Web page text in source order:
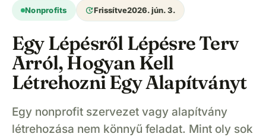
Nonprofits updateFrissítve2026. jún. 3.
Egy Lépésről Lépésre Terv
Arról, Hogyan Kell
Létrehozni Egy Alapítványt
Egy nonprofit szervezet vagy alapítvány
létrehozása nem könnyű feladat. Mint oly sok